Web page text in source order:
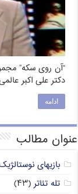
“آن روی سکه”
دکتر علی اکبر عالمی
ادامه
عنوان مطالب
بازیهای
تله تئاتر (۴۳)